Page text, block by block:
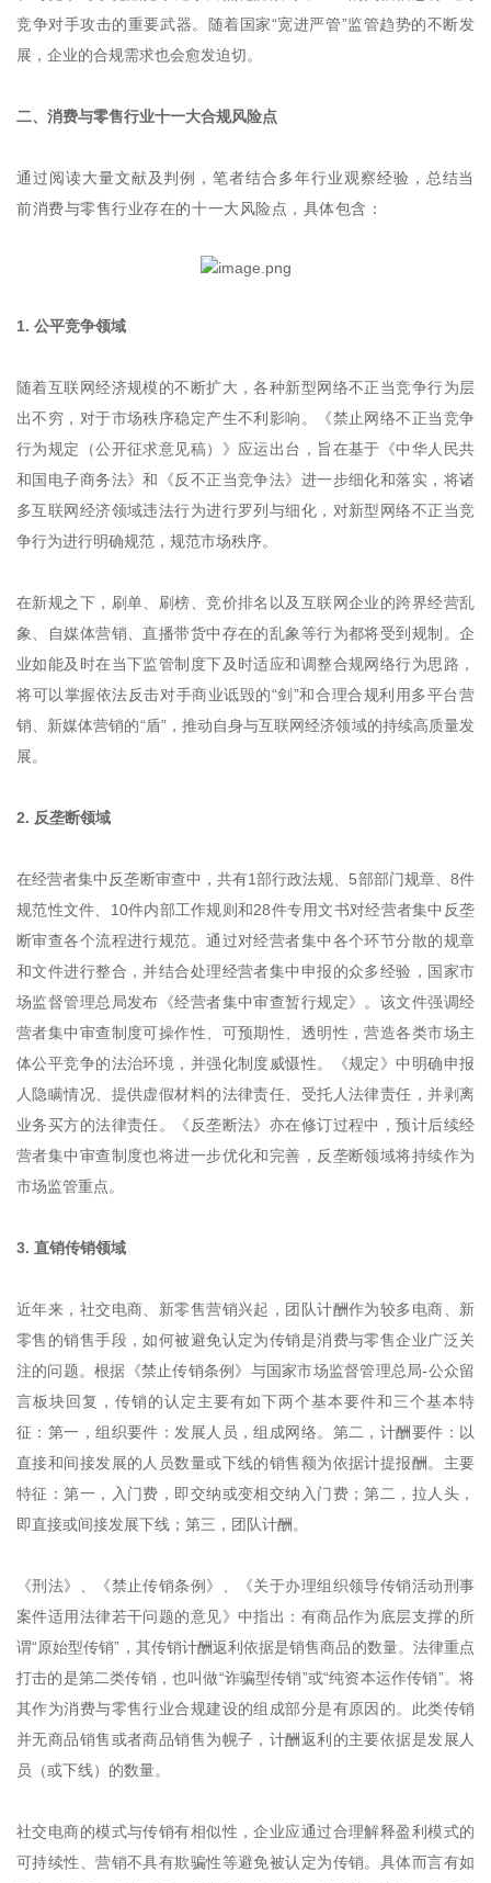
竞争对手攻击的重要武器。随着国家“宽进严管”监管趋势的不断发
展，企业的合规需求也会愈发迫切。
二、消费与零售行业十一大合规风险点
通过阅读大量文献及判例，笔者结合多年行业观察经验，总结当
前消费与零售行业存在的十一大风险点，具体包含：
1. 公平竞争领域
随着互联网经济规模的不断扩大，各种新型网络不正当竞争行为层
出不穷，对于市场秩序稳定产生不利影响。《禁止网络不正当竞争
行为规定（公开征求意见稿）》应运出台，旨在基于《中华人民共
和国电子商务法》和《反不正当竞争法》进一步细化和落实，将诸
多互联网经济领域违法行为进行罗列与细化，对新型网络不正当竞
争行为进行明确规范，规范市场秩序。
在新规之下，刷单、刷榜、竞价排名以及互联网企业的跨界经营乱
象、自媒体营销、直播带货中存在的乱象等行为都将受到规制。企
业如能及时在当下监管制度下及时适应和调整合规网络行为思路，
将可以掌握依法反击对手商业诋毁的“剑”和合理合规利用多平台营
销、新媒体营销的“盾”，推动自身与互联网经济领域的持续高质量发
展。
2. 反垄断领域
在经营者集中反垄断审查中，共有1部行政法规、5部部门规章、8件
规范性文件、10件内部工作规则和28件专用文书对经营者集中反垄
断审查各个流程进行规范。通过对经营者集中各个环节分散的规章
和文件进行整合，并结合处理经营者集中申报的众多经验，国家市
场监督管理总局发布《经营者集中审查暂行规定》。该文件强调经
营者集中审查制度可操作性、可预期性、透明性，营造各类市场主
体公平竞争的法治环境，并强化制度威慑性。《规定》中明确申报
人隐瞒情况、提供虚假材料的法律责任、受托人法律责任，并剥离
业务买方的法律责任。《反垄断法》亦在修订过程中，预计后续经
营者集中审查制度也将进一步优化和完善，反垄断领域将持续作为
市场监管重点。
3. 直销传销领域
近年来，社交电商、新零售营销兴起，团队计酬作为较多电商、新
零售的销售手段，如何被避免认定为传销是消费与零售企业广泛关
注的问题。根据《禁止传销条例》与国家市场监督管理总局-公众留
言板块回复，传销的认定主要有如下两个基本要件和三个基本特
征：第一，组织要件：发展人员，组成网络。第二，计酬要件：以
直接和间接发展的人员数量或下线的销售额为依据计提报酬。主要
特征：第一，入门费，即交纳或变相交纳入门费；第二，拉人头，
即直接或间接发展下线；第三，团队计酬。
《刑法》、《禁止传销条例》、《关于办理组织领导传销活动刑事
案件适用法律若干问题的意见》中指出：有商品作为底层支撑的所
谓“原始型传销”，其传销计酬返利依据是销售商品的数量。法律重点
打击的是第二类传销，也叫做“诈骗型传销”或“纯资本运作传销”。将
其作为消费与零售行业合规建设的组成部分是有原因的。此类传销
并无商品销售或者商品销售为幌子，计酬返利的主要依据是发展人
员（或下线）的数量。
社交电商的模式与传销有相似性，企业应通过合理解释盈利模式的
可持续性、营销不具有欺骗性等避免被认定为传销。具体而言有如